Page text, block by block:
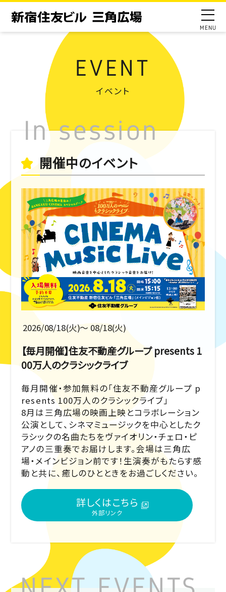
EVENT
イベント
開催中のイベント
2026/08/18(火)〜 08/18(火)
【毎月開催】住友不動産グループ presents 1
00万人のクラシックライブ
毎月開催・参加無料の「住友不動産グループ p
resents 100万人のクラシックライブ」
8月は三角広場の映画上映とコラボレーション
公演として、シネマミュージックを中心としたク
ラシックの名曲たちをヴァイオリン・チェロ・ピ
アノの三重奏でお届けします。会場は三角広
場・メインビジョン前です！生演奏がもたらす感
動と共に、癒しのひとときをお過ごしください。
詳しくはこちら